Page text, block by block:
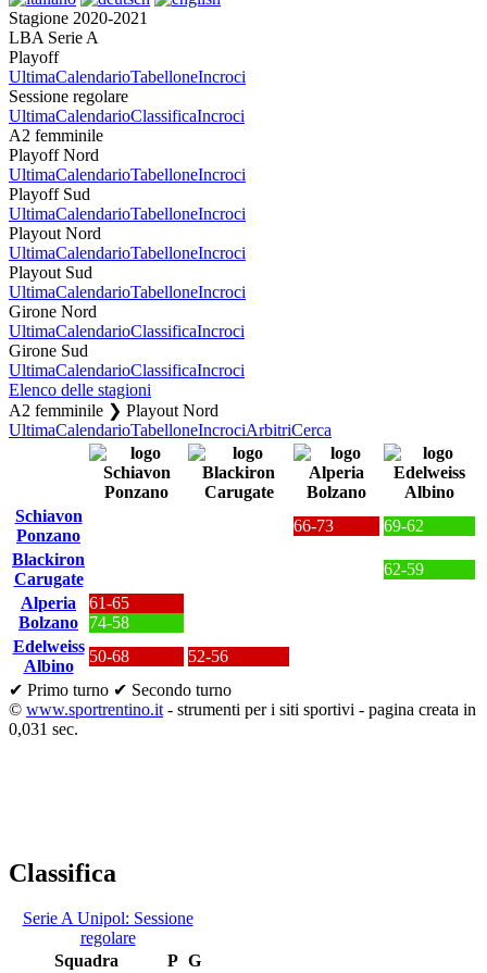
Stagione 2020-2021
LBA Serie A
Playoff
UltimaCalendarioTabelloneIncroci
Sessione regolare
UltimaCalendarioClassificaIncroci
A2 femminile
Playoff Nord
UltimaCalendarioTabelloneIncroci
Playoff Sud
UltimaCalendarioTabelloneIncroci
Playout Nord
UltimaCalendarioTabelloneIncroci
Playout Sud
UltimaCalendarioTabelloneIncroci
Girone Nord
UltimaCalendarioClassificaIncroci
Girone Sud
UltimaCalendarioClassificaIncroci
Elenco delle stagioni
A2 femminile ❯ Playout Nord
UltimaCalendarioTabelloneIncrociArbitriCerca
Schiavon
Ponzano
66-73
69-62
Blackiron
Carugate
62-59
Alperia
Bolzano
61-65
74-58
Edelweiss
Albino
50-68
52-56
✔ Primo turno ✔ Secondo turno
© www.sportrentino.it - strumenti per i siti sportivi - pagina creata in
0,031 sec.
Classifica
Serie A Unipol: Sessione
regolare
Squadra
P G